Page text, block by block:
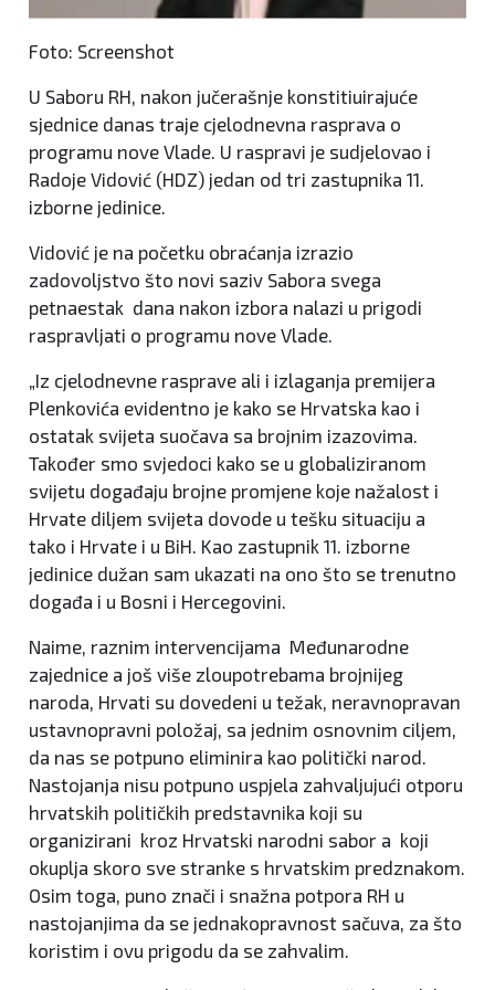
Foto: Screenshot
U Saboru RH, nakon jučerašnje konstitiuirajuće
sjednice danas traje cjelodnevna rasprava o
programu nove Vlade. U raspravi je sudjelovao i
Radoje Vidović (HDZ) jedan od tri zastupnika 11.
izborne jedinice.
Vidović je na početku obraćanja izrazio
zadovoljstvo što novi saziv Sabora svega
petnaestak dana nakon izbora nalazi u prigodi
raspravljati o programu nove Vlade.
„Iz cjelodnevne rasprave ali i izlaganja premijera
Plenkovića evidentno je kako se Hrvatska kao i
ostatak svijeta suočava sa brojnim izazovima.
Također smo svjedoci kako se u globaliziranom
svijetu događaju brojne promjene koje nažalost i
Hrvate diljem svijeta dovode u tešku situaciju a
tako i Hrvate i u BiH. Kao zastupnik 11. izborne
jedinice dužan sam ukazati na ono što se trenutno
događa i u Bosni i Hercegovini.
Naime, raznim intervencijama Međunarodne
zajednice a još više zloupotrebama brojnijeg
naroda, Hrvati su dovedeni u težak, neravnopravan
ustavnopravni položaj, sa jednim osnovnim ciljem,
da nas se potpuno eliminira kao politički narod.
Nastojanja nisu potpuno uspjela zahvaljujući otporu
hrvatskih političkih predstavnika koji su
organizirani kroz Hrvatski narodni sabor a koji
okuplja skoro sve stranke s hrvatskim predznakom.
Osim toga, puno znači i snažna potpora RH u
nastojanjima da se jednakopravnost sačuva, za što
koristim i ovu prigodu da se zahvalim.